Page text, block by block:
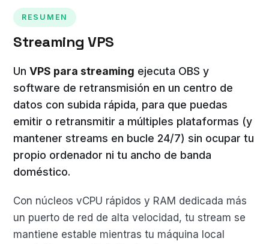
RESUMEN
Streaming VPS
Un VPS para streaming ejecuta OBS y
software de retransmisión en un centro de
datos con subida rápida, para que puedas
emitir o retransmitir a múltiples plataformas (y
mantener streams en bucle 24/7) sin ocupar tu
propio ordenador ni tu ancho de banda
doméstico.
Con núcleos vCPU rápidos y RAM dedicada más
un puerto de red de alta velocidad, tu stream se
mantiene estable mientras tu máquina local